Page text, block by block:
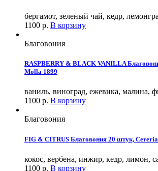
бергамот, зеленый чай, кедр,
1100 р. В корзину
Благовония
RASPBERRY & BLACK VANILLA
Molla 1899
ваниль, виноград, ежевика, малина,
1100 р. В корзину
Благовония
FIG & CITRUS Благовония 20 штук,
кокос, вербена, инжир, кедр, лимон,
1100 р. В корзину